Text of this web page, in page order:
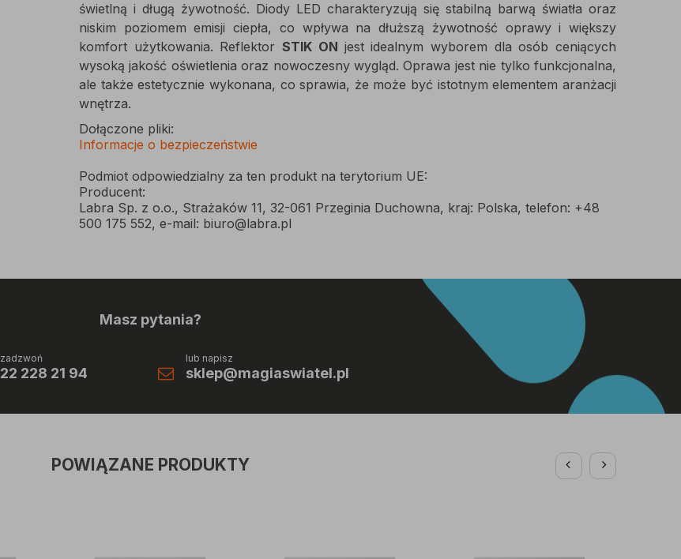
świetlną i długą żywotność. Diody LED charakteryzują się stabilną barwą światła oraz
niskim poziomem emisji ciepła, co wpływa na dłuższą żywotność oprawy i większy
komfort użytkowania. ReflektorSTIK ON jest idealnym wyborem dla osób ceniących
wysoką jakość oświetlenia oraz nowoczesny wygląd. Oprawa jest nie tylko funkcjonalna,
ale także estetycznie wykonana, co sprawia, że może być istotnym elementem aranżacji
wnętrza.
Dołączone pliki:
Informacje o bezpieczeństwie
Podmiot odpowiedzialny za ten produkt na terytorium UE:
Producent:
Labra Sp. z o.o., Strażaków 11, 32-061 Przeginia Duchowna, kraj: Polska, telefon: +48
500 175 552, e-mail: biuro@labra.pl
Masz pytania?
zadzwoń
22 228 21 94
lub napisz
sklep@magiaswiatel.pl
POWIĄZANE PRODUKTY